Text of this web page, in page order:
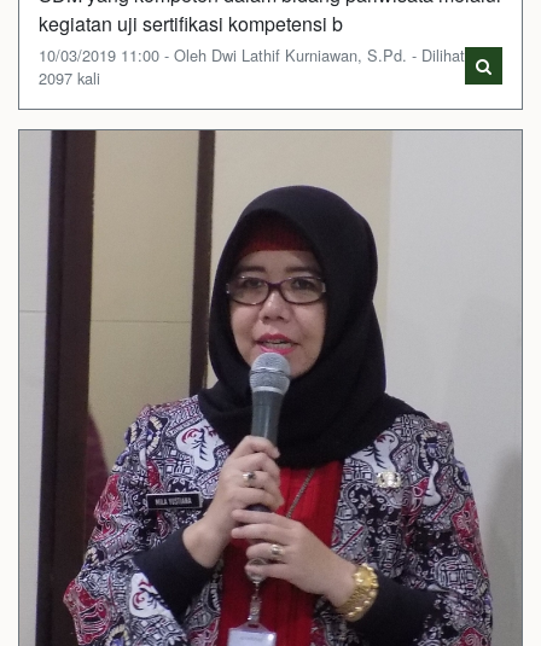
kegiatan uji sertifikasi kompetensi b
10/03/2019 11:00 - Oleh Dwi Lathif Kurniawan, S.Pd. - Dilihat
2097 kali